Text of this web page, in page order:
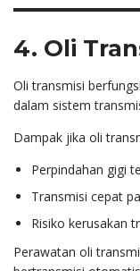
4. Oli
Oli transmisi
dalam sistem
Dampak jika oli
Perpindahan gigi
Transmisi cepat
Risiko kerusakan
Perawatan oli